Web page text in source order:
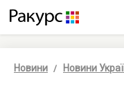
Новини Новини